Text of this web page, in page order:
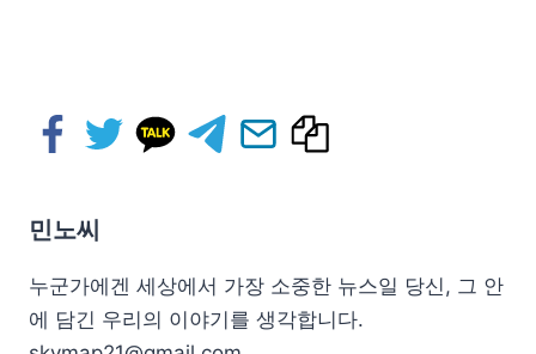
민노씨
누군가에겐 세상에서 가장 소중한 뉴스일 당신, 그 안
에 담긴 우리의 이야기를 생각합니다.